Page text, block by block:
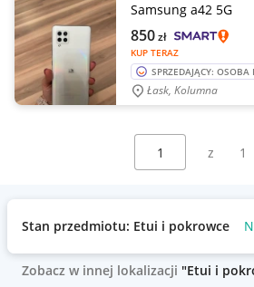
Samsung a42 5G
KUP TERAZ
850zł
SPRZEDAJĄCY: OSOBA
Łask, Kolumna
Wybierz stronę:
z 1
Stan przedmiotu: Etui i pokrowce
Zobacz w innej lokalizacji "Etui i